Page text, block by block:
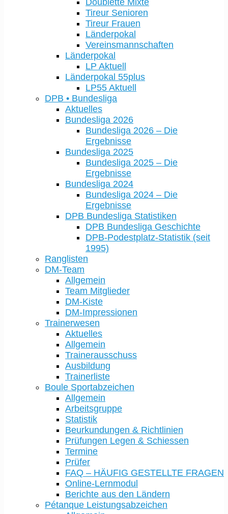
Doublette Mixte
Tireur Senioren
Tireur Frauen
Länderpokal
Vereinsmannschaften
Länderpokal
LP Aktuell
Länderpokal 55plus
LP55 Aktuell
DPB • Bundesliga
Aktuelles
Bundesliga 2026
Bundesliga 2026 – Die
Ergebnisse
Bundesliga 2025
Bundesliga 2025 – Die
Ergebnisse
Bundesliga 2024
Bundesliga 2024 – Die
Ergebnisse
DPB Bundesliga Statistiken
DPB Bundesliga Geschichte
DPB-Podestplatz-Statistik (seit
1995)
Ranglisten
DM-Team
Allgemein
Team Mitglieder
DM-Kiste
DM-Impressionen
Trainerwesen
Aktuelles
Allgemein
Trainerausschuss
Ausbildung
Trainerliste
Boule Sportabzeichen
Allgemein
Arbeitsgruppe
Statistik
Beurkundungen & Richtlinien
Prüfungen Legen & Schiessen
Termine
Prüfer
FAQ – HÄUFIG GESTELLTE FRAGEN
Online-Lernmodul
Berichte aus den Ländern
Pétanque Leistungsabzeichen